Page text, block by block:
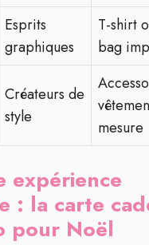
Esprits
graphiques
T-shirt
bag
Créateurs de
style
mesure
expérience
: la carte
pour Noël